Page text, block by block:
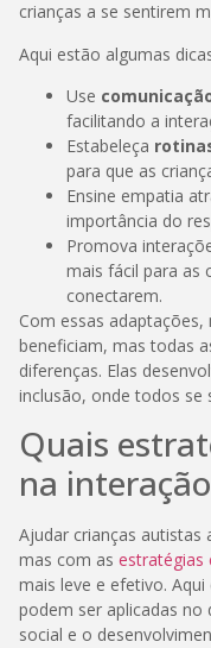
crianças a se sentirem
Aqui estão algumas
Use
facilitando a
Estabeleça
para que as
Ensine empatia
importância do
Promova
mais fácil para as
conectarem.
Com essas
beneficiam, mas todas
diferenças. Elas
inclusão, onde todos se
Quais
na
Ajudar crianças autistas
mas com as estratégias
mais leve e efetivo.
podem ser aplicadas no
social e o